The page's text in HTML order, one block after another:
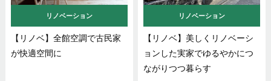
リノベーション
【リノベ】全館空調で古民家
が快適空間に
リノベーション
【リノベ】美しくリノベーシ
ョンした実家でゆるやかにつ
ながりつつ暮らす